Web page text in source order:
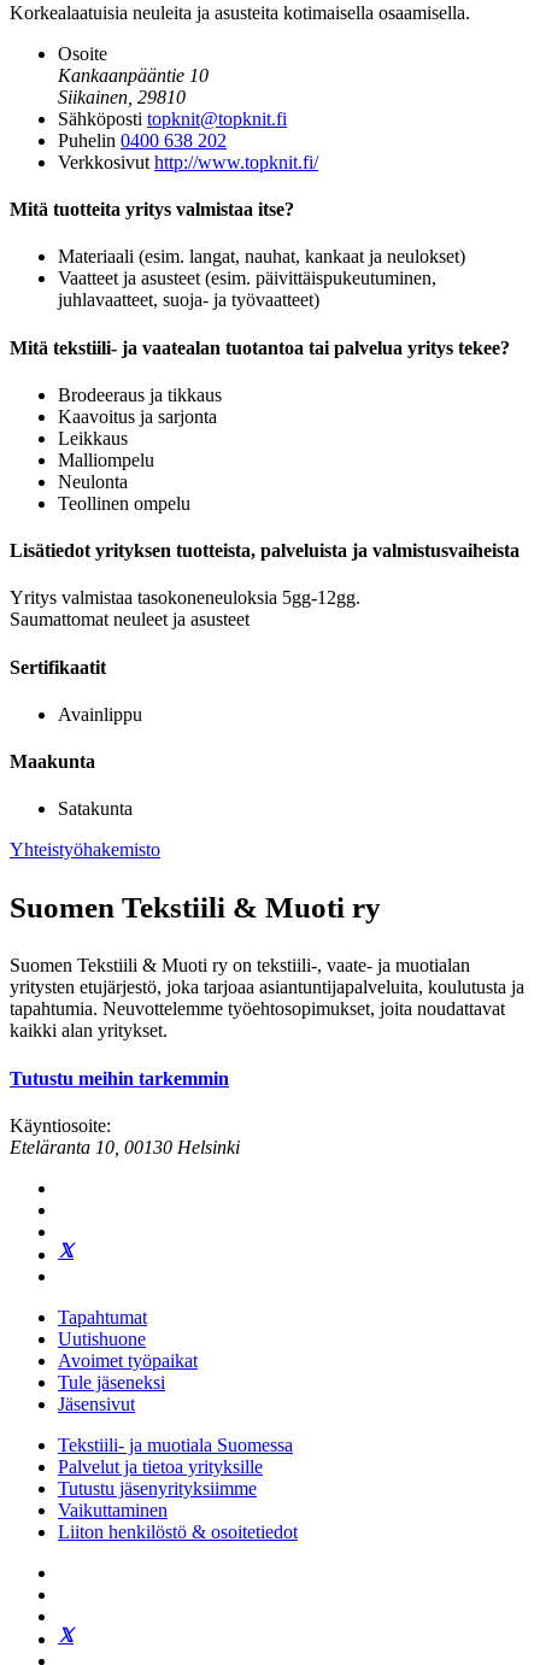
Korkealaatuisia neuleita ja asusteita kotimaisella osaamisella.
Osoite
Kankaanpääntie 10
Siikainen, 29810
Sähköposti topknit@topknit.fi
Puhelin 0400 638 202
Verkkosivut http://www.topknit.fi/
Mitä tuotteita yritys valmistaa itse?
Materiaali (esim. langat, nauhat, kankaat ja neulokset)
Vaatteet ja asusteet (esim. päivittäispukeutuminen,
juhlavaatteet, suoja- ja työvaatteet)
Mitä tekstiili- ja vaatealan tuotantoa tai palvelua yritys tekee?
Brodeeraus ja tikkaus
Kaavoitus ja sarjonta
Leikkaus
Malliompelu
Neulonta
Teollinen ompelu
Lisätiedot yrityksen tuotteista, palveluista ja valmistusvaiheista
Yritys valmistaa tasokoneneuloksia 5gg-12gg.
Saumattomat neuleet ja asusteet
Sertifikaatit
Avainlippu
Maakunta
Satakunta
Yhteistyöhakemisto
Suomen Tekstiili & Muoti ry
Suomen Tekstiili & Muoti ry on tekstiili-, vaate- ja muotialan
yritysten etujärjestö, joka tarjoaa asiantuntijapalveluita, koulutusta ja
tapahtumia. Neuvottelemme työehtosopimukset, joita noudattavat
kaikki alan yritykset.
Tutustu meihin tarkemmin
Käyntiosoite:
Eteläranta 10, 00130 Helsinki
Tapahtumat
Uutishuone
Avoimet työpaikat
Tule jäseneksi
Jäsensivut
Tekstiili- ja muotiala Suomessa
Palvelut ja tietoa yrityksille
Tutustu jäsenyrityksiimme
Vaikuttaminen
Liiton henkilöstö & osoitetiedot